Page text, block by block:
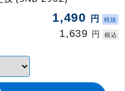
1,490 円 税抜
1,639 円 税込